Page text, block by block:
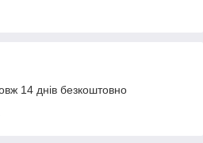
14 днів безкоштовно